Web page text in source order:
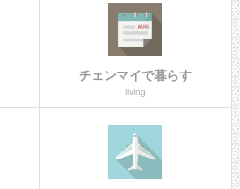
チェンマイで暮らす
living